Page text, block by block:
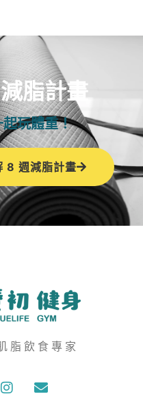
脂計畫
玩體重！
8 週減脂計畫
脂飲食專家